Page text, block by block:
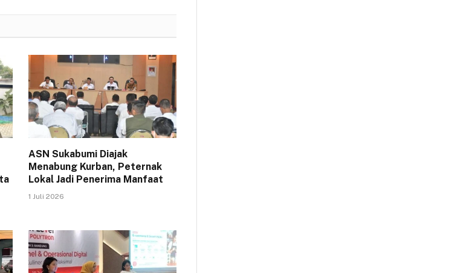
ASN Sukabumi Diajak
Menabung Kurban, Peternak
Lokal Jadi Penerima Manfaat
1 Juli 2026